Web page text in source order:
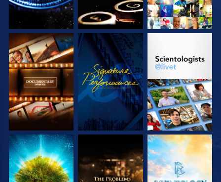
UTFORSKA
SERIEN
TITTA
UTFORSKA
UTFORSKA
SERIEN
UTFORSKA
SERIEN
UTFORSKA
SERIEN